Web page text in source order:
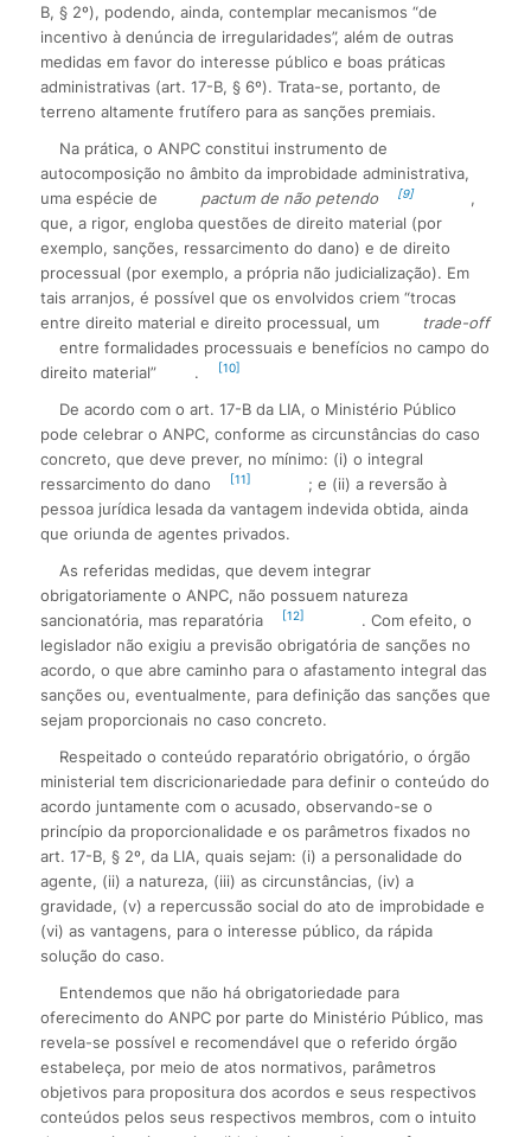
B, § 2º), podendo, ainda, contemplar mecanismos “de
incentivo à denúncia de irregularidades”, além de outras
medidas em favor do interesse público e boas práticas
administrativas (art. 17-B, § 6º). Trata-se, portanto, de
terreno altamente frutífero para as sanções premiais.
Na prática, o ANPC constitui instrumento de
autocomposição no âmbito da improbidade administrativa,
uma espécie de
pactum de não petendo [9]
,
que, a rigor, engloba questões de direito material (por
exemplo, sanções, ressarcimento do dano) e de direito
processual (por exemplo, a própria não judicialização). Em
tais arranjos, é possível que os envolvidos criem “trocas
entre direito material e direito processual, um
trade-off
entre formalidades processuais e benefícios no campo do
direito material”
. [10]
De acordo com o art. 17-B da LIA, o Ministério Público
pode celebrar o ANPC, conforme as circunstâncias do caso
concreto, que deve prever, no mínimo: (i) o integral
ressarcimento do dano
[11]
; e (ii) a reversão à
pessoa jurídica lesada da vantagem indevida obtida, ainda
que oriunda de agentes privados.
As referidas medidas, que devem integrar
obrigatoriamente o ANPC, não possuem natureza
sancionatória, mas reparatória
[12]
. Com efeito, o
legislador não exigiu a previsão obrigatória de sanções no
acordo, o que abre caminho para o afastamento integral das
sanções ou, eventualmente, para definição das sanções que
sejam proporcionais no caso concreto.
Respeitado o conteúdo reparatório obrigatório, o órgão
ministerial tem discricionariedade para definir o conteúdo do
acordo juntamente com o acusado, observando-se o
princípio da proporcionalidade e os parâmetros fixados no
art. 17-B, § 2º, da LIA, quais sejam: (i) a personalidade do
agente, (ii) a natureza, (iii) as circunstâncias, (iv) a
gravidade, (v) a repercussão social do ato de improbidade e
(vi) as vantagens, para o interesse público, da rápida
solução do caso.
Entendemos que não há obrigatoriedade para
oferecimento do ANPC por parte do Ministério Público, mas
revela-se possível e recomendável que o referido órgão
estabeleça, por meio de atos normativos, parâmetros
objetivos para propositura dos acordos e seus respectivos
conteúdos pelos seus respectivos membros, com o intuito